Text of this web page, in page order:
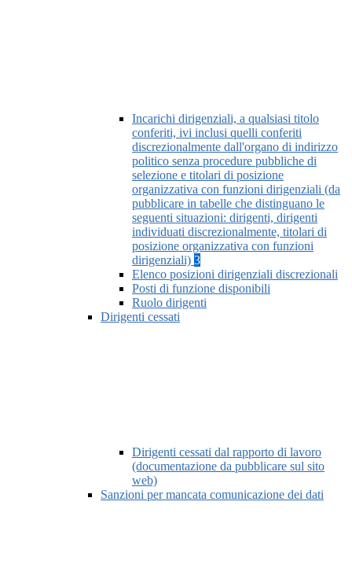
Incarichi dirigenziali, a qualsiasi titolo
conferiti, ivi inclusi quelli conferiti
discrezionalmente dall'organo di indirizzo
politico senza procedure pubbliche di
selezione e titolari di posizione
organizzativa con funzioni dirigenziali (da
pubblicare in tabelle che distinguano le
seguenti situazioni: dirigenti, dirigenti
individuati discrezionalmente, titolari di
posizione organizzativa con funzioni
dirigenziali) 3
Elenco posizioni dirigenziali discrezionali
Posti di funzione disponibili
Ruolo dirigenti
Dirigenti cessati
Dirigenti cessati dal rapporto di lavoro
(documentazione da pubblicare sul sito
web)
Sanzioni per mancata comunicazione dei dati